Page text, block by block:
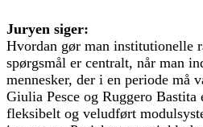
Juryen siger:
Hvordan gør man institutionelle
spørgsmål er centralt, når man
mennesker, der i en periode må
Giulia Pesce og Ruggero
fleksibelt og veludført